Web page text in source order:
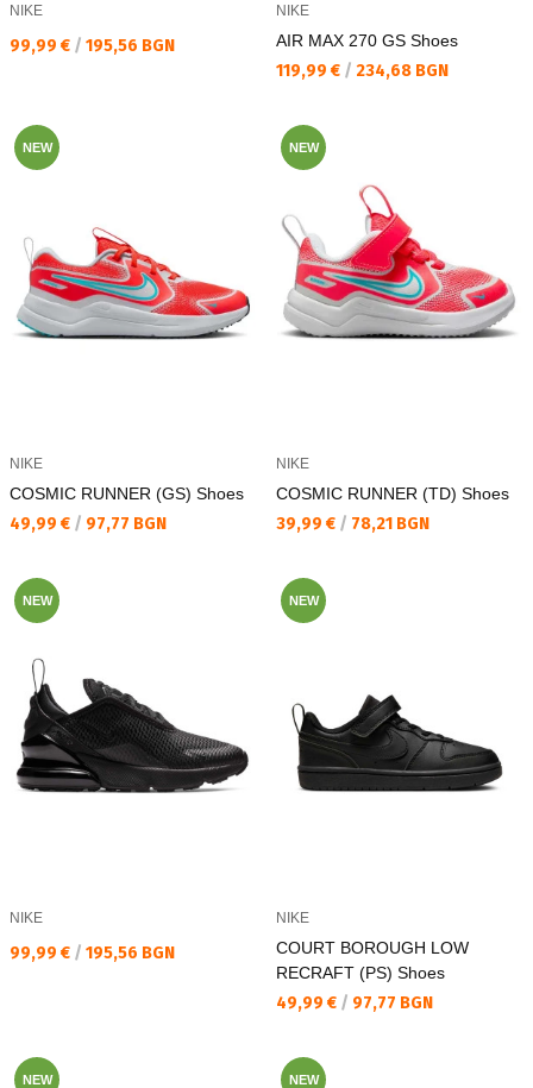
NIKE
Текуща цена:
99,99 € / 195,56 BGN
NIKE
AIR MAX 270 GS Shoes
Текуща цена:
119,99 € / 234,68 BGN
NEW
NIKE
COSMIC RUNNER (GS) Shoes
Текуща цена:
49,99 € / 97,77 BGN
NEW
NIKE
COSMIC RUNNER (TD) Shoes
Текуща цена:
39,99 € / 78,21 BGN
NEW
NIKE
Текуща цена:
99,99 € / 195,56 BGN
NEW
NIKE
COURT BOROUGH LOW
RECRAFT (PS) Shoes
Текуща цена:
49,99 € / 97,77 BGN
NEW NEW